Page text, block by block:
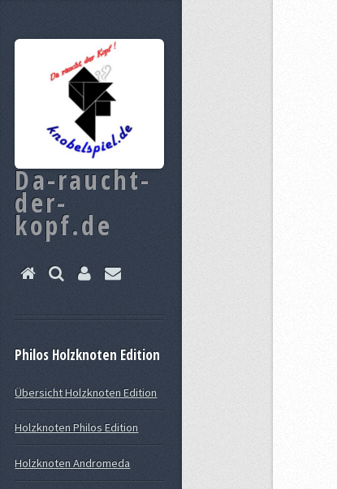
Da-raucht-
der-
kopf.de
Philos Holzknoten Edition
Übersicht Holzknoten Edition
Holzknoten Philos Edition
Holzknoten Andromeda